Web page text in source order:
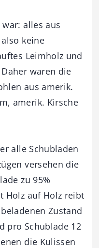
alles aus
keine
Leimholz und
waren die
aus amerik.
amerik. Kirsche
alle Schubladen
versehen die
zu 95%
Holz auf Holz reibt
Zustand
pro Schublade 12
die Kulissen